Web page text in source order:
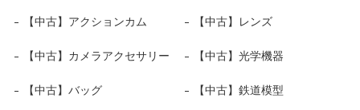
【中古】アクションカム 【中古】レンズ
【中古】カメラアクセサリー 【中古】光学機器
【中古】バッグ 【中古】鉄道模型